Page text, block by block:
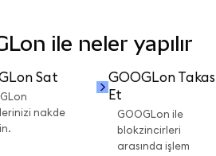
ile neler yapılır
Sat
nakde
GOOGLon Takas
Et
GOOGLon ile
blokzincirleri
arasında işlem